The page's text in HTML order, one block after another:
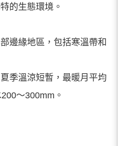
的生態環境。
邊緣地區，包括寒溫帶和
季溫涼短暫，最暖月平均
～300mm。